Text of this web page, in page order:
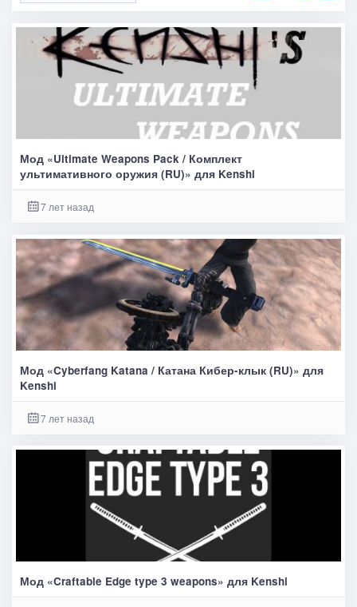
Мод «Ultimate Weapons Pack / Комплект
ультимативного оружия (RU)» для Kenshi
7 лет назад
Мод «Cyberfang Katana / Катана Кибер-клык (RU)» для
Kenshi
7 лет назад
Мод «Craftable Edge type 3 weapons» для Kenshi